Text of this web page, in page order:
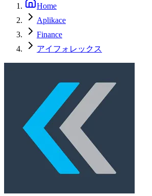
Home
Aplikace
Finance
アイフォレックス